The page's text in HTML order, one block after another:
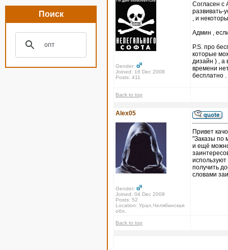
Поиск
Gender:
Joined: 16 Dec 2008
Posts: 411
Согласен с
развивать-
, и
Админ ,
P.S. про
которые
дизайн ) , а
времени
бесплатно
Back to top
Alex05
Gender:
Joined: 04 Dec 2008
Posts: 52
Location: Урал,Челябинская
обл.
Привет
"Заказы по
и ещё
получить
словами
Back to top